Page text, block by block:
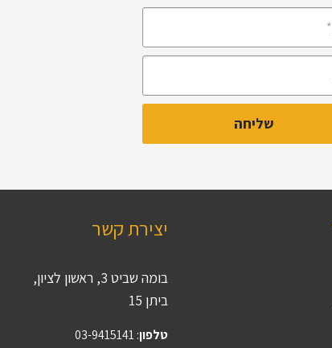
יצירת קשר
בומה שביט 3, ראשון לציון,
ביתן 15
טלפון:
03-9415141